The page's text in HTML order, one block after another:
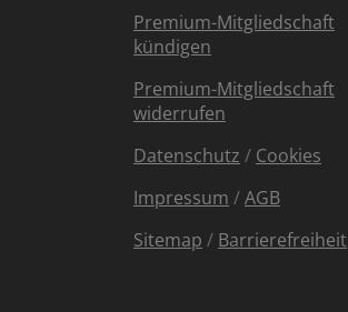
Premium-Mitgliedschaft
kündigen
Premium-Mitgliedschaft
widerrufen
Datenschutz / Cookies
Impressum /AGB
Sitemap / Barrierefreiheit